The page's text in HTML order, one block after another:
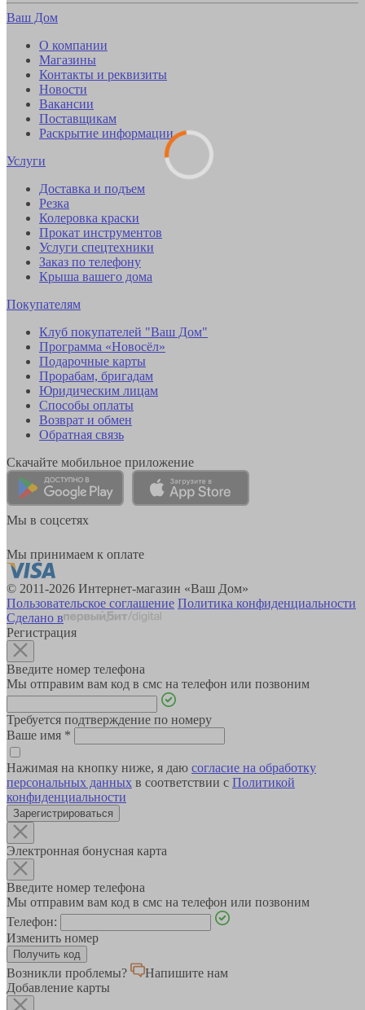
Ваш Дом
О компании
Магазины
Контакты и реквизиты
Новости
Вакансии
Поставщикам
Раскрытие информации
Услуги
Доставка и подъем
Резка
Колеровка краски
Прокат инструментов
Услуги спецтехники
Заказ по телефону
Крыша вашего дома
Покупателям
Клуб покупателей "Ваш Дом"
Программа «Новосёл»
Подарочные карты
Прорабам, бригадам
Юридическим лицам
Способы оплаты
Возврат и обмен
Обратная связь
Скачайте мобильное приложение
Мы в соцсетях
Мы принимаем к оплате
© 2011-2026 Интернет-магазин «Ваш Дом»
Пользовательское соглашение Политика конфиденциальности
Сделано в
Регистрация
Введите номер телефона
Мы отправим вам код в смс на телефон или позвоним
Требуется подтверждение по номеру
Ваше имя *
Нажимая на кнопку ниже, я даю согласие на обработку
персональных данных в соответствии с Политикой
конфиденциальности
Зарегистрироваться
Электронная бонусная карта
Введите номер телефона
Мы отправим вам код в смс на телефон или позвоним
Телефон:
Изменить номер
Возникли проблемы?
Напишите нам
Добавление карты